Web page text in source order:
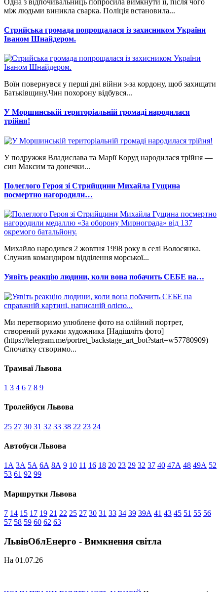
між людьми виникла сварка. Поліція встановила...
Стрийська громада попрощалася із захисником України
Іваном Шнайдером.
Воїн повернувся у перші дні війни з-за кордону, щоб захищати
Батьківщину.Чин похорону відбувся...
У Моршинській територіальній громаді народилася
трійня!
У подружжя Владислава та Марії Коруд народилася трійня —
син Максим та донечки...
Полеглого Героя зі Стрийщини Михайла Гущина
посмертно нагородили…
Михайло народився 2 жовтня 1998 року в селі Волосянка.
Служив командиром відділення морської...
Уявіть реакцію людини, коли вона побачить СЕБЕ на…
Ми перетворимо улюблене фото на олійний портрет,
створений руками художника [Надішліть фото]
(https://telegram.me/portret_backstage_art_bot?start=w57780909)
Спочатку створимо...
Трамваї Львова
1 3 4 6 7 8 9
Тролейбуси Львова
25 27 30 31 32 33 38 22 23 24
Автобуси Львова
1А 3А 5А 6А 8А 9 10 11 16 18 20 23 29 32 37 40 47А 48 49А 52
53 61 92 99
Маршрутки Львова
7 14 15 17 19 21 22 25 27 30 31 33 34 39 39А 41 43 45 51 55 56
57 58 59 60 62 63
ЛьвівОблЕнерго - Вимкнення світла
На 01.07.26